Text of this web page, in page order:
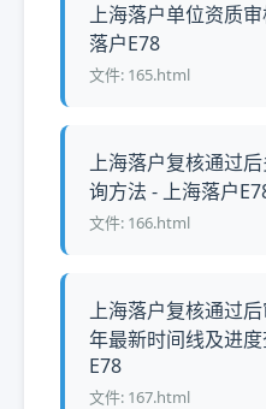
上海落户单位资质
落户E78
文件: 165.html
上海落户复核通过
询方法 - 上海落户
文件: 166.html
上海落户复核通过
年最新时间线及进
E78
文件: 167.html